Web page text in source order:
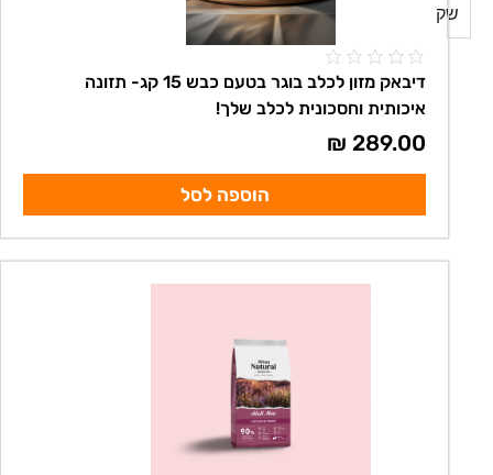
שק
דיבאק מזון לכלב בוגר בטעם כבש 15 קג- תזונה
איכותית וחסכונית לכלב שלך!
289.00
₪
הוספה לסל